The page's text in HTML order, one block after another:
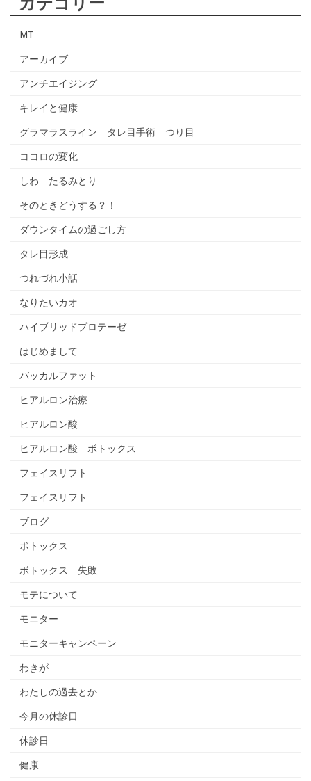
MT
アーカイブ
アンチエイジング
キレイと健康
グラマラスライン タレ目手術 つり目
ココロの変化
しわ たるみとり
そのときどうする？！
ダウンタイムの過ごし方
タレ目形成
つれづれ小話
なりたいカオ
ハイブリッドプロテーゼ
はじめまして
バッカルファット
ヒアルロン治療
ヒアルロン酸
ヒアルロン酸 ボトックス
フェイスリフト
フェイスリフト
ブログ
ボトックス
ボトックス 失敗
モテについて
モニター
モニターキャンペーン
わきが
わたしの過去とか
今月の休診日
休診日
健康